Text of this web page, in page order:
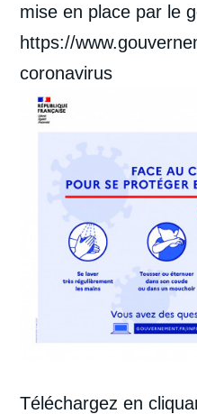
mise en place par le
https://
coronavirus
Téléchargezen